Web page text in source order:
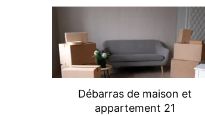
Débarras de maison et
appartement 21